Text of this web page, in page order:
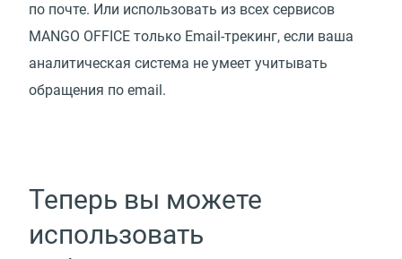
по почте. Или использовать из всех сервисов
MANGO OFFICE только Email-трекинг, если ваша
аналитическая система не умеет учитывать
обращения по email.
Теперь вы можете
использовать